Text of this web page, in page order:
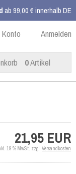
ab 99,00 € innerhalb DE
Anmelden
0Artikel
21,95 EUR
19 % MwSt. zzgl. Versandkosten